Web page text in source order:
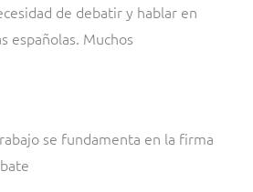
de debatir y hablar en
españolas. Muchos
se fundamenta en la firma